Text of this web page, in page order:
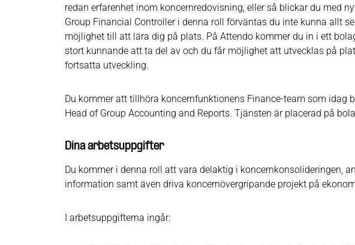
redan erfarenhet inom koncernredovisning, eller så blickar du med
Group Financial Controller i denna roll förväntas du inte kunna allt
möjlighet till att lära dig på plats. På Attendo kommer du in i ett
stort kunnande att ta del av och du får möjlighet att utvecklas på
fortsatta utveckling.
Du kommer att tillhöra koncernfunktionens Finance-team som idag
Head of Group Accounting and Reports. Tjänsten är placerad på
Dina arbetsuppgifter
Du kommer i denna roll att vara delaktig i koncernkonsolideringen,
information samt även driva koncernövergripande projekt på
I arbetsuppgifterna ingår: